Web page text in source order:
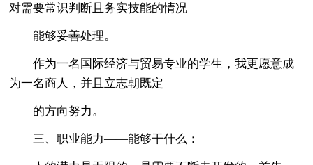
对需要常识判断且务实技能的情况
能够妥善处理。
作为一名国际经济与贸易专业的学生，我更愿意成
为一名商人，并且立志朝既定
的方向努力。
三、职业能力——能够干什么：